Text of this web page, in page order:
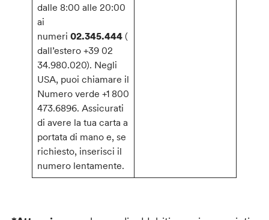
dalle 8:00 alle 20:00
ai
numeri02.345.444 (
dall’estero +39 02
34.980.020). Negli
USA, puoi chiamare il
Numero verde +1 800
473.6896. Assicurati
di avere la tua carta a
portata di mano e, se
richiesto, inserisci il
numero lentamente.